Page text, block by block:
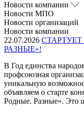
Новости компании
Новости МПО
Новости организаций
Новости компании
22.07.2026
РАЗНЫЕ»!
В Год единства
профсоюзная
уникальную
объявляем о старте
Родные. Разные». Это